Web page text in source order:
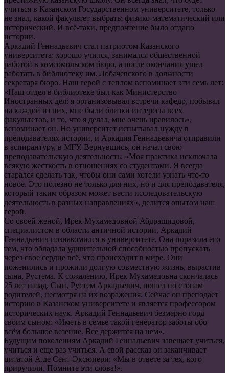
учиться в Казанском Государственном университете, только
не знал, какой факультет выбрать: физико-математический или
исторический. И всё-таки, предпочтение было отдано
истории.
Аркадий Геннадьевич стал патриотом Казанского
университета: хорошо учился, занимался общественной
работой в комсомольском бюро, а после окончания ушел
работать в библиотеку им. Лобачевского в должности
секретаря бюро. Наш герой с теплом вспоминает эти семь лет:
«Наш отдел в библиотеке был как Министерство
Иностранных дел: я организовывал встречи кафедр, побывал
на каждой из них, мне были близки интересы всех
факультетов, и то, что я делал, мне очень нравилось»,
вспоминает он. Но университет испытывал нужду в
преподавателях истории, и Аркадия Геннадьевича отправили
в аспирантуру, в МГУ. Вернувшись, он начал свою
преподавательскую деятельность: «Моя практика исключала
всякую жесткость в отношениях со студентами. Я всегда
старался сделать так, чтобы они сами хотели узнать что-то
новое. Это полезно не только для них, но и для преподавателя,
который таким образом может вести исследовательскую
деятельность в разных направлениях», делится опытом наш
герой.
Со своей женой, Ирек Мухамедовной Абдрашидовой,
специалистом в области античной истории, Аркадий
Геннадьевич познакомился в университете. Она поразила его
тем, что обладала удивительной способностью пропускать
через свое сердце всё, что происходит в мире. Они
поженились и прожили долгую совместную жизнь, вырастив
сына, Рустема. К сожалению, Ирек Мухамедовна скончалась
25 лет назад. Сын, Рустем Аркадьевич, пошел по стопам
родителей, несмотря на их возражения. Сейчас он преподает
историю в Казанском университете и является профессором
исторических наук. Аркадий Геннадьевич безмерно горд
своим сыном: «Иметь в семье такой генератор заботы обо
всём большое везение. Все держится на нем».
Будущим поколениям Аркадий Геннадьевич завещает учиться,
учиться и еще раз учиться. А свой рассказ он заканчивает
цитатой А.де Сент-Эксюпери: «Мы в ответе за тех, кого
приручили. Помните эти слова!».